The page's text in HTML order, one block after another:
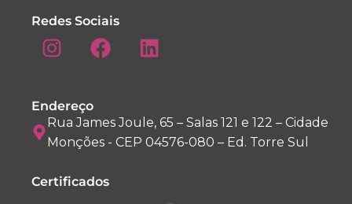
Redes Sociais
Endereço
Rua James Joule, 65 – Salas 121 e 122 – Cidade
Monções - CEP 04576-080 – Ed. Torre Sul
Certificados